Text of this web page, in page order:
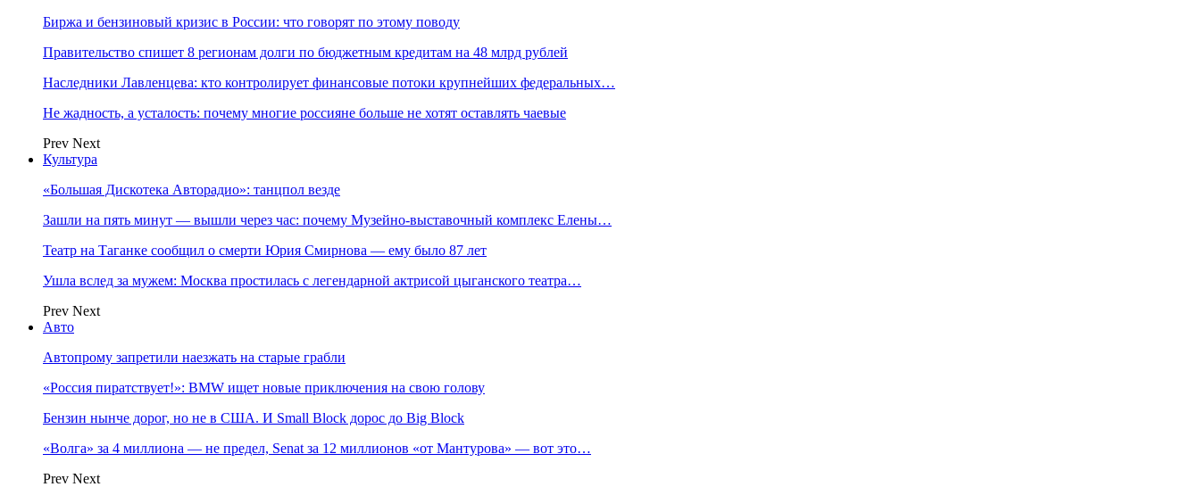
Биржа и бензиновый кризис в России: что говорят по этому поводу
Правительство спишет 8 регионам долги по бюджетным кредитам на 48 млрд рублей
Наследники Лавленцева: кто контролирует финансовые потоки крупнейших федеральных…
Не жадность, а усталость: почему многие россияне больше не хотят оставлять чаевые
Prev Next
Культура
«Большая Дискотека Авторадио»: танцпол везде
Зашли на пять минут — вышли через час: почему Музейно-выставочный комплекс Елены…
Театр на Таганке сообщил о смерти Юрия Смирнова — ему было 87 лет
Ушла вслед за мужем: Москва простилась с легендарной актрисой цыганского театра…
Prev Next
Авто
Автопрому запретили наезжать на старые грабли
«Россия пиратствует!»: BMW ищет новые приключения на свою голову
Бензин нынче дорог, но не в США. И Small Block дорос до Big Block
«Волга» за 4 миллиона — не предел, Senat за 12 миллионов «от Мантурова» — вот это…
Prev Next